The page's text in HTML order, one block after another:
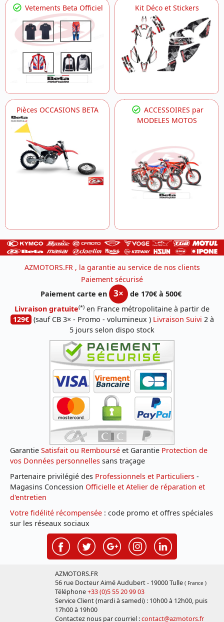
Vetements Beta Officiel Kit Déco et Stickers
Pièces OCCASIONS BETA
ACCESSOIRES par
MODELES MOTOS
AZMOTORS.FR , la garantie au service de nos clients
Paiement sécurisé
Paiement carte en
3×
de 170€ à 500€
Livraison gratuite(*) en France métropolitaine à partir de
129€ (sauf CB 3× - Promo - volumineux ) Livraison Suivi 2 à
5 jours selon dispo stock
Garantie Satisfait ou Remboursé et Garantie Protection de
vos Données personnelles sans traçage
Partenaire privilégié des Professionnels et Particuliers -
Magasins Concession Officielle et Atelier de réparation et
d'entretien
Votre fidélité récompensée : code promo et offres spéciales
sur les réseaux sociaux
AZMOTORS.FR
56 rue Docteur Aimé Audubert - 19000 Tulle ( France )
Téléphone+33 (0)5 55 20 99 03
Service Client (mardi à samedi) : 10h00 à 12h00, puis
17h00 à 19h00
Contactez nous par courriel :contact@azmotors.fr